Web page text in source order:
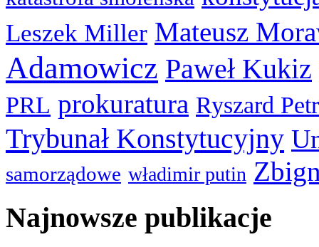
Leszek Miller Mateusz
Adamowicz Paweł Kukiz
PRL prokuratura Ryszard
Trybunał Konstytucyjny
samorządowe władimir putin
Najnowsze publikacje